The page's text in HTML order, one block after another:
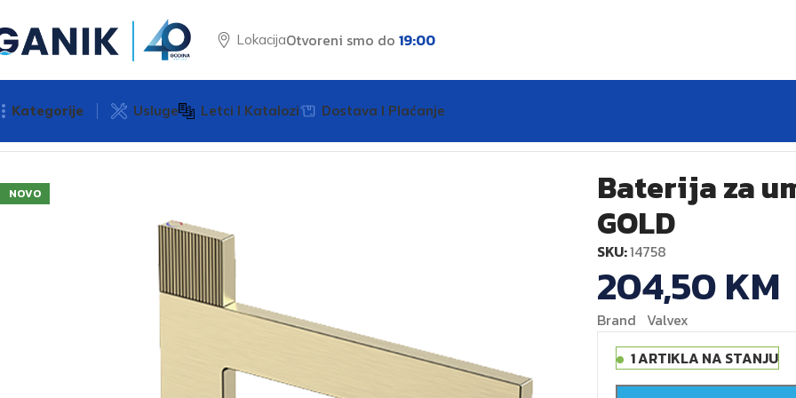
LokacijaOtvoreni smo do 19:00
Kategorije Usluge Letci I Katalozi Dostava I Plaćanje
NOVO
Baterija za
GOLD
SKU:14758
204,50KM
Brand Valvex
1 ARTIKLA NA STANJU